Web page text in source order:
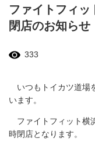
ファイトフィ
閉店のお知らせ
333
いつもトイカツ道場
います。
ファイトフィット横
時閉店となります。